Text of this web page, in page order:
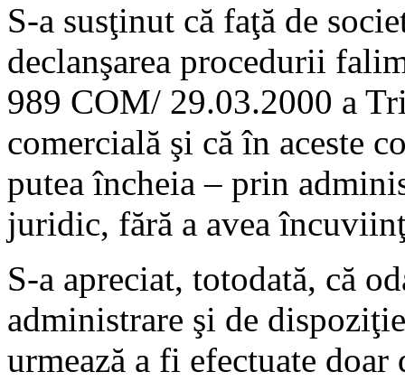
S-a susţinut că faţă de
declanşarea procedurii
989 COM/ 29.03.2000 a
comercială şi că în aceste
putea încheia – prin
juridic, fără a avea
S-a apreciat, totodată, că
administrare şi de
urmează a fi efectuate